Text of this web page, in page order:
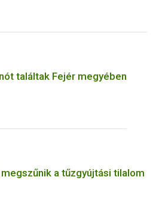
találtak Fejér megyében
a tűzgyújtási tilalom